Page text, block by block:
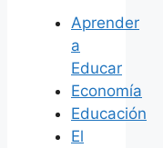
Aprender
a
Educar
Economía
Educación
El